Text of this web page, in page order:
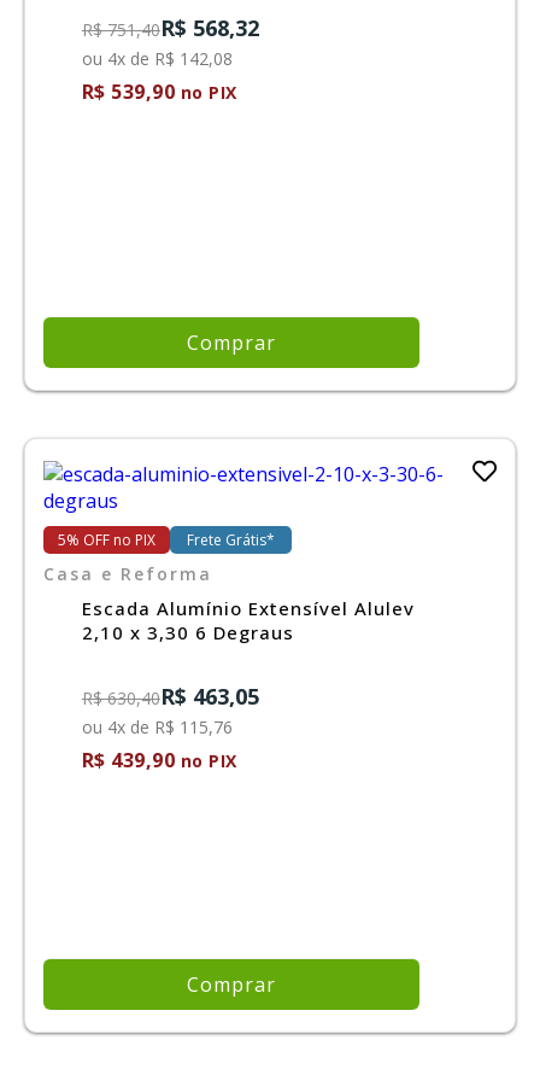
R$ 751,40R$ 568,32
ou 4x de R$ 142,08
R$ 539,90 no PIX
Comprar
5% OFF no PIX Frete Grátis*
Casa e Reforma
Escada Alumínio Extensível Alulev
2,10 x 3,30 6 Degraus
R$ 630,40R$ 463,05
ou 4x de R$ 115,76
R$ 439,90 no PIX
Comprar